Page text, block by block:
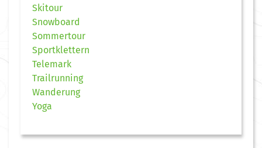
Skitour
Snowboard
Sommertour
Sportklettern
Telemark
Trailrunning
Wanderung
Yoga